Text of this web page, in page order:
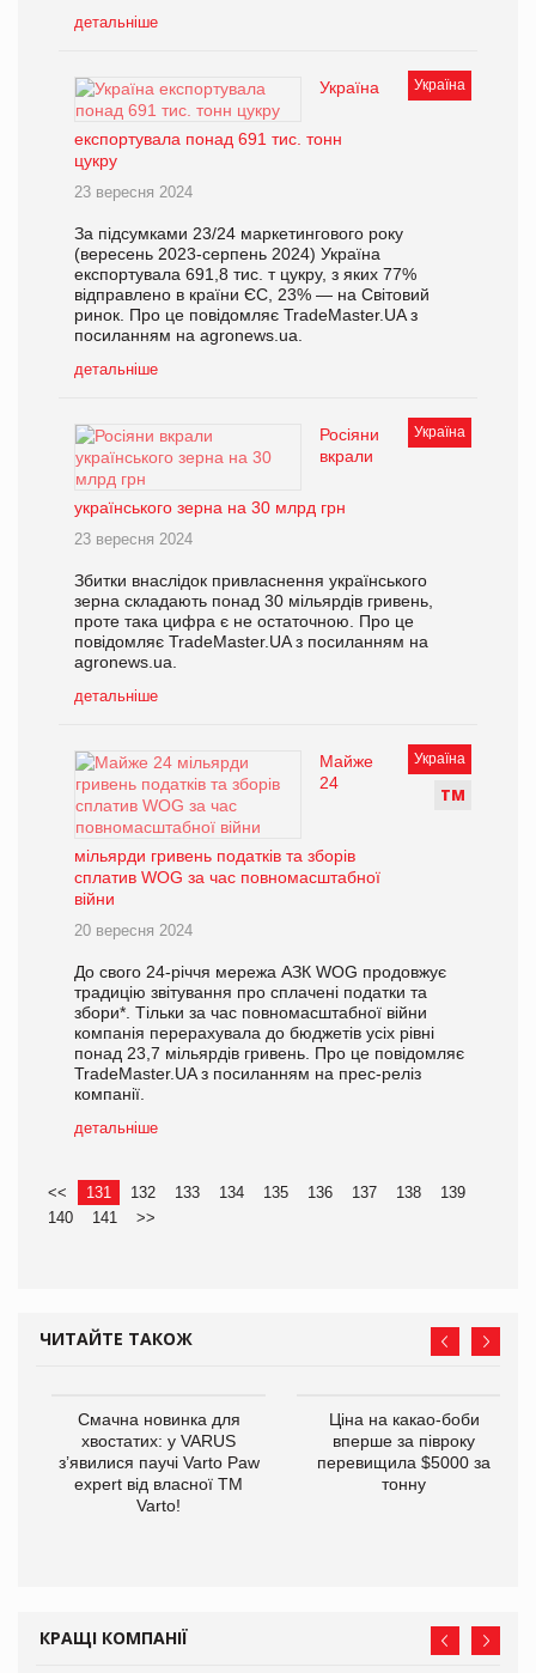
детальніше
Україна
Україна
експортувала понад 691 тис. тонн
цукру
23 вересня 2024
За підсумками 23/24 маркетингового року
(вересень 2023-серпень 2024) Україна
експортувала 691,8 тис. т цукру, з яких 77%
відправлено в країни ЄС, 23% — на Світовий
ринок. Про це повідомляє TradeMaster.UA з
посиланням на agronews.ua.
детальніше
Україна
Росіяни
вкрали
українського зерна на 30 млрд грн
23 вересня 2024
Збитки внаслідок привласнення українського
зерна складають понад 30 мільярдів гривень,
проте така цифра є не остаточною. Про це
повідомляє TradeMaster.UA з посиланням на
agronews.ua.
детальніше
Україна
ТМ
Майже
24
мільярди гривень податків та зборів
сплатив WOG за час повномасштабної
війни
20 вересня 2024
До свого 24-річчя мережа АЗК WOG продовжує
традицію звітування про сплачені податки та
збори*. Тільки за час повномасштабної війни
компанія перерахувала до бюджетів усіх рівні
понад 23,7 мільярдів гривень. Про це повідомляє
TradeMaster.UA з посиланням на прес-реліз
компанії.
детальніше
<< 131 132 133 134 135 136 137 138
139
140
141 >>
ЧИТАЙТЕ ТАКОЖ
Смачна новинка для
хвостатих: у VARUS
з’явилися паучі Varto Paw
expert від власної ТМ
Varto!
Ціна на какао-боби
вперше за півроку
перевищила $5000 за
тонну
КРАЩІ КОМПАНІЇ